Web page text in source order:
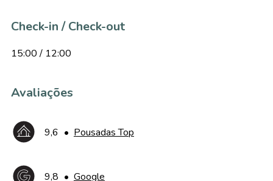
Check-in / Check-out
15:00 / 12:00
Avaliações
9,6 • Pousadas Top
9,8 • Google